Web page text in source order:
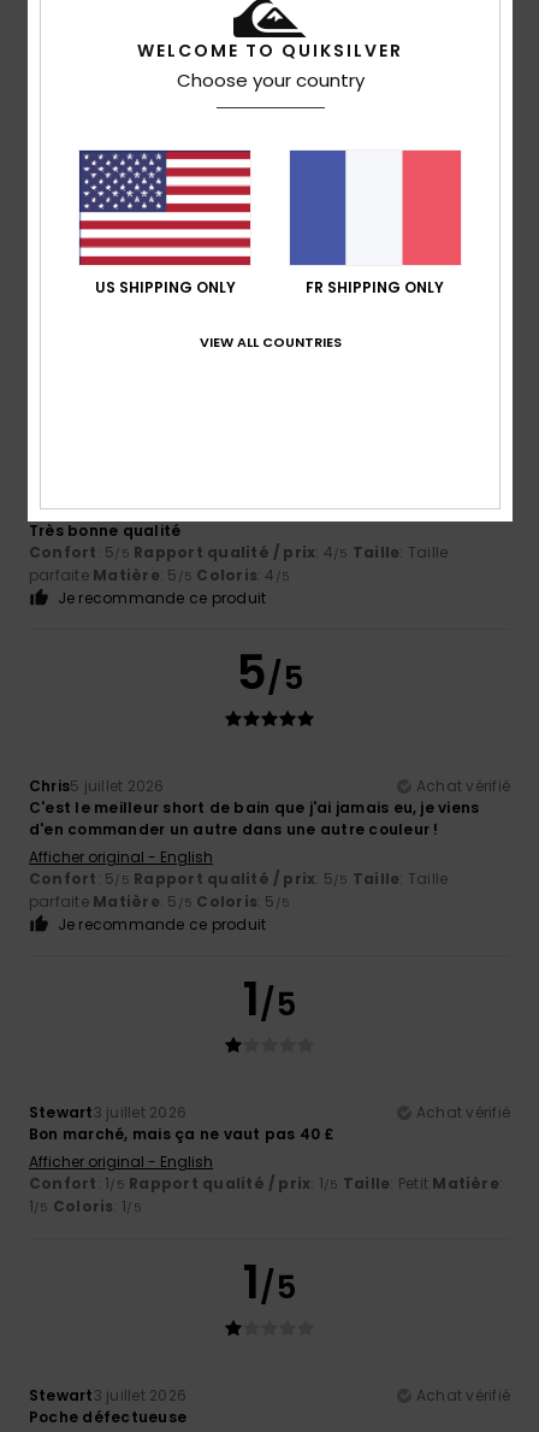
5
Dimitri10 juillet 2026
Stylé et confortable.
Matière : 5 Coloris
Vincent9 juillet 2026
Achat vérifié
Très bonne qualité
Confort: 5/5 Rapport qualité / prix: 4/5 Taille: Taille
parfaite Matière: 5 /5 Coloris: 4 /5
Je recommande ce produit
5/5
Chris5 juillet 2026
Achat vérifié
C'est le meilleur short de bain que j'ai jamais eu, je viens
d'en commander un autre dans une autre couleur !
Afficher original - English
Confort: 5/5 Rapport qualité / prix: 5/5 Taille: Taille
parfaite Matière: 5 /5 Coloris: 5 /5
Je recommande ce produit
1/5
Stewart3 juillet 2026
Achat vérifié
Bon marché, mais ça ne vaut pas 40 £
Afficher original - English
Confort: 1/5 Rapport qualité / prix: 1/5 Taille: Petit Matière:
1/5 Coloris: 1/5
1/5
Stewart3 juillet 2026
Achat vérifié
Poche défectueuse
WELCOME TO QUIKSILVER
Choose your country
US SHIPPING ONLY FR SHIPPING ONLY
VIEW ALL COUNTRIES